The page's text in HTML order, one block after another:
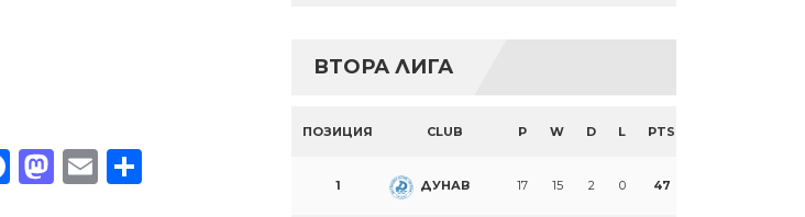
Facebook
Mastodon
EmailShare
ВТОРА ЛИГА
ПОЗИЦИЯ CLUB P W D L PTS
1 ДУНАВ 17 15 2 0 47